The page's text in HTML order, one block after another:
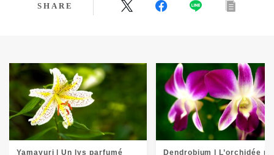
SHARE
Yamayuri | Un lys parfumé
Dendrobium | L’orchidée